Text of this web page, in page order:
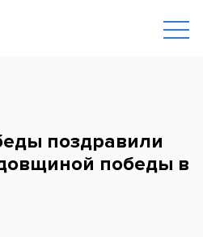
поздравили
победы в